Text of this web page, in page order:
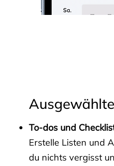
To-dos und
Erstelle Listen und
du nichts vergisst